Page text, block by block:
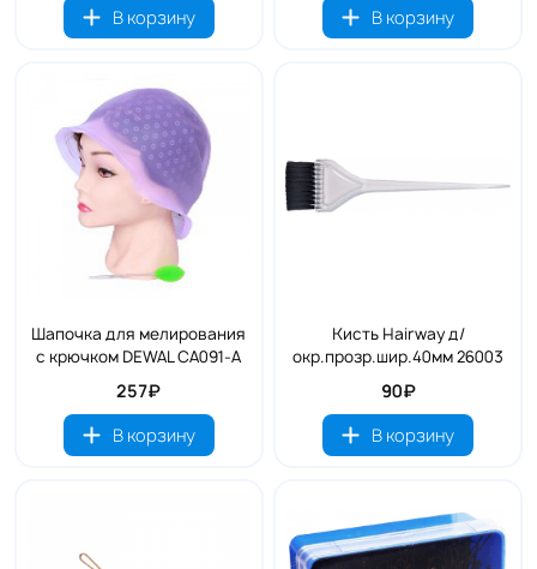
В корзину
В корзину
Шапочка для мелирования
с крючком DEWAL CA091-A
257₽
В корзину
Кисть Hairway д/
окр.прозр.шир.40мм 26003
90₽
В корзину